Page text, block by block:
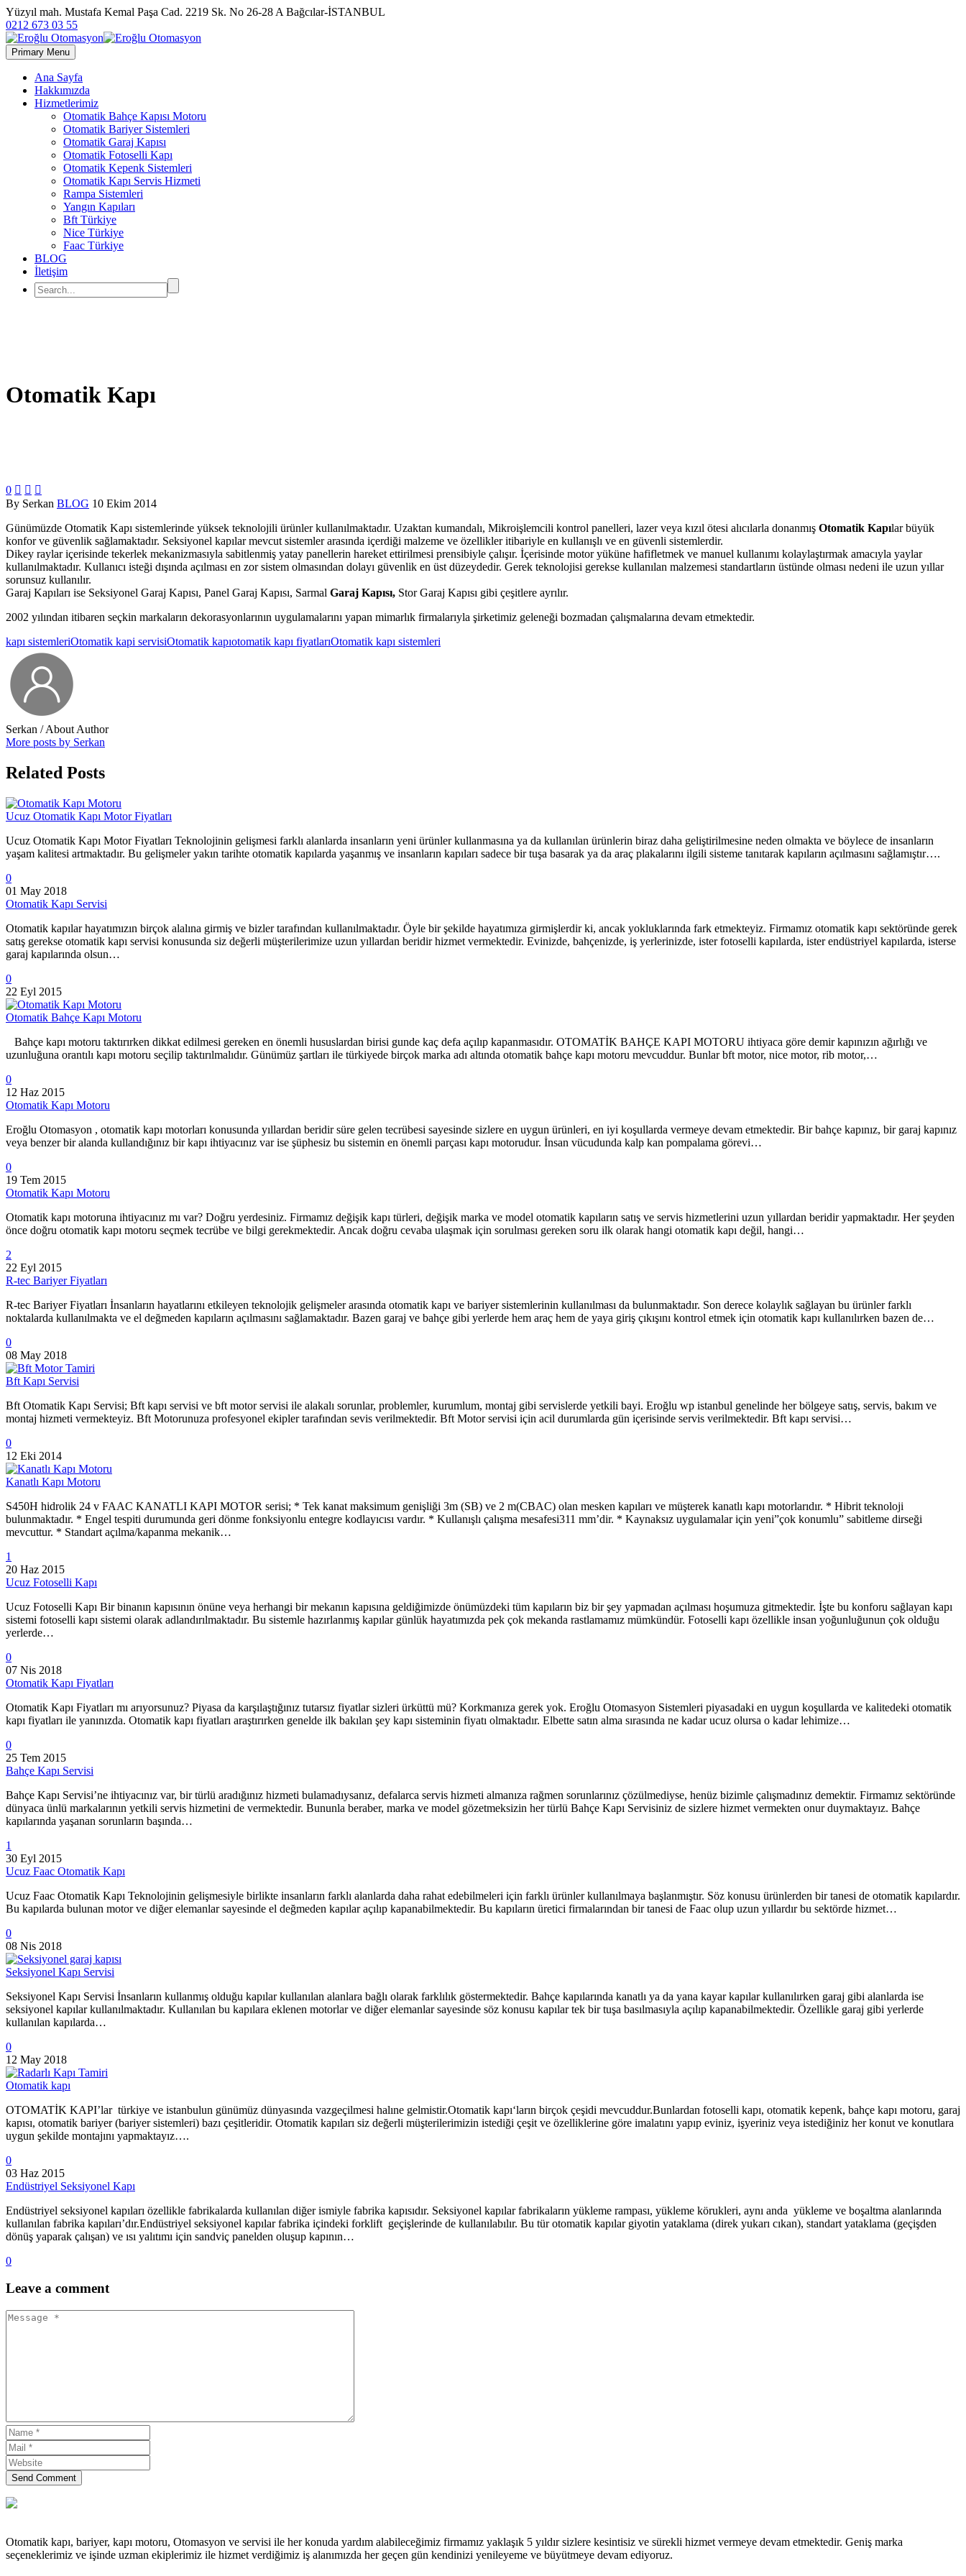
Yüzyıl mah. Mustafa Kemal Paşa Cad. 2219 Sk. No 26-28 A Bağcılar-İSTANBUL
0212 673 03 55
Primary Menu
Ana Sayfa
Hakkımızda
Hizmetlerimiz
Otomatik Bahçe Kapısı Motoru
Otomatik Bariyer Sistemleri
Otomatik Garaj Kapısı
Otomatik Fotoselli Kapı
Otomatik Kepenk Sistemleri
Otomatik Kapı Servis Hizmeti
Rampa Sistemleri
Yangın Kapıları
Bft Türkiye
Nice Türkiye
Faac Türkiye
BLOG
İletişim
Otomatik Kapı
0   
By Serkan BLOG 10 Ekim 2014
Günümüzde Otomatik Kapı sistemlerinde yüksek teknolojili ürünler kullanılmaktadır. Uzaktan kumandalı, Mikroişlemcili kontrol panelleri, lazer veya kızıl ötesi alıcılarla donanmış Otomatik Kapılar büyük
konfor ve güvenlik sağlamaktadır. Seksiyonel kapılar mevcut sistemler arasında içerdiği malzeme ve özellikler itibariyle en kullanışlı ve en güvenli sistemlerdir.
Dikey raylar içerisinde tekerlek mekanizmasıyla sabitlenmiş yatay panellerin hareket ettirilmesi prensibiyle çalışır. İçerisinde motor yüküne hafifletmek ve manuel kullanımı kolaylaştırmak amacıyla yaylar
kullanılmaktadır. Kullanıcı isteği dışında açılması en zor sistem olmasından dolayı güvenlik en üst düzeydedir. Gerek teknolojisi gerekse kullanılan malzemesi standartların üstünde olması nedeni ile uzun yıllar
sorunsuz kullanılır.
Garaj Kapıları ise Seksiyonel Garaj Kapısı, Panel Garaj Kapısı, Sarmal Garaj Kapısı, Stor Garaj Kapısı gibi çeşitlere ayrılır.
2002 yılından itibaren seçkin markaların dekorasyonlarının uygulamalarını yapan mimarlık firmalarıyla şirketimiz geleneği bozmadan çalışmalarına devam etmektedir.
kapı sistemleriOtomatik kapi servisiOtomatik kapıotomatik kapı fiyatlarıOtomatik kapı sistemleri
Serkan / About Author
More posts by Serkan
Related Posts
Ucuz Otomatik Kapı Motor Fiyatları
Ucuz Otomatik Kapı Motor Fiyatları Teknolojinin gelişmesi farklı alanlarda insanların yeni ürünler kullanmasına ya da kullanılan ürünlerin biraz daha geliştirilmesine neden olmakta ve böylece de insanların
yaşam kalitesi artmaktadır. Bu gelişmeler yakın tarihte otomatik kapılarda yaşanmış ve insanların kapıları sadece bir tuşa basarak ya da araç plakalarını ilgili sisteme tanıtarak kapıların açılmasını sağlamıştır….
0
01 May 2018
Otomatik Kapı Servisi
Otomatik kapılar hayatımızın birçok alalına girmiş ve bizler tarafından kullanılmaktadır. Öyle bir şekilde hayatımıza girmişlerdir ki, ancak yokluklarında fark etmekteyiz. Firmamız otomatik kapı sektöründe gerek
satış gerekse otomatik kapı servisi konusunda siz değerli müşterilerimize uzun yıllardan beridir hizmet vermektedir. Evinizde, bahçenizde, iş yerlerinizde, ister fotoselli kapılarda, ister endüstriyel kapılarda, isterse
garaj kapılarında olsun…
0
22 Eyl 2015
Otomatik Bahçe Kapı Motoru
Bahçe kapı motoru taktırırken dikkat edilmesi gereken en önemli hususlardan birisi gunde kaç defa açılıp kapanmasıdır. OTOMATİK BAHÇE KAPI MOTORU ihtiyaca göre demir kapınızın ağırlığı ve
uzunluğuna orantılı kapı motoru seçilip taktırılmalıdır. Günümüz şartları ile türkiyede birçok marka adı altında otomatik bahçe kapı motoru mevcuddur. Bunlar bft motor, nice motor, rib motor,…
0
12 Haz 2015
Otomatik Kapı Motoru
Eroğlu Otomasyon , otomatik kapı motorları konusunda yıllardan beridir süre gelen tecrübesi sayesinde sizlere en uygun ürünleri, en iyi koşullarda vermeye devam etmektedir. Bir bahçe kapınız, bir garaj kapınız
veya benzer bir alanda kullandığınız bir kapı ihtiyacınız var ise şüphesiz bu sistemin en önemli parçası kapı motorudur. İnsan vücudunda kalp kan pompalama görevi…
0
19 Tem 2015
Otomatik Kapı Motoru
Otomatik kapı motoruna ihtiyacınız mı var? Doğru yerdesiniz. Firmamız değişik kapı türleri, değişik marka ve model otomatik kapıların satış ve servis hizmetlerini uzun yıllardan beridir yapmaktadır. Her şeyden
önce doğru otomatik kapı motoru seçmek tecrübe ve bilgi gerekmektedir. Ancak doğru cevaba ulaşmak için sorulması gereken soru ilk olarak hangi otomatik kapı değil, hangi…
2
22 Eyl 2015
R-tec Bariyer Fiyatları
R-tec Bariyer Fiyatları İnsanların hayatlarını etkileyen teknolojik gelişmeler arasında otomatik kapı ve bariyer sistemlerinin kullanılması da bulunmaktadır. Son derece kolaylık sağlayan bu ürünler farklı
noktalarda kullanılmakta ve el değmeden kapıların açılmasını sağlamaktadır. Bazen garaj ve bahçe gibi yerlerde hem araç hem de yaya giriş çıkışını kontrol etmek için otomatik kapı kullanılırken bazen de…
0
08 May 2018
Bft Kapı Servisi
Bft Otomatik Kapı Servisi; Bft kapı servisi ve bft motor servisi ile alakalı sorunlar, problemler, kurumlum, montaj gibi servislerde yetkili bayi. Eroğlu wp istanbul genelinde her bölgeye satış, servis, bakım ve
montaj hizmeti vermekteyiz. Bft Motorunuza profesyonel ekipler tarafından sevis verilmektedir. Bft Motor servisi için acil durumlarda gün içerisinde servis verilmektedir. Bft kapı servisi…
0
12 Eki 2014
Kanatlı Kapı Motoru
S450H hidrolik 24 v FAAC KANATLI KAPI MOTOR serisi; * Tek kanat maksimum genişliği 3m (SB) ve 2 m(CBAC) olan mesken kapıları ve müşterek kanatlı kapı motorlarıdır. * Hibrit teknoloji
bulunmaktadır. * Engel tespiti durumunda geri dönme fonksiyonlu entegre kodlayıcısı vardır. * Kullanışlı çalışma mesafesi311 mm’dir. * Kaynaksız uygulamalar için yeni”çok konumlu” sabitleme dirseği
mevcuttur. * Standart açılma/kapanma mekanik…
1
20 Haz 2015
Ucuz Fotoselli Kapı
Ucuz Fotoselli Kapı Bir binanın kapısının önüne veya herhangi bir mekanın kapısına geldiğimizde önümüzdeki tüm kapıların biz bir şey yapmadan açılması hoşumuza gitmektedir. İşte bu konforu sağlayan kapı
sistemi fotoselli kapı sistemi olarak adlandırılmaktadır. Bu sistemle hazırlanmış kapılar günlük hayatımızda pek çok mekanda rastlamamız mümkündür. Fotoselli kapı özellikle insan yoğunluğunun çok olduğu
yerlerde…
0
07 Nis 2018
Otomatik Kapı Fiyatları
Otomatik Kapı Fiyatları mı arıyorsunuz? Piyasa da karşılaştığınız tutarsız fiyatlar sizleri ürküttü mü? Korkmanıza gerek yok. Eroğlu Otomasyon Sistemleri piyasadaki en uygun koşullarda ve kalitedeki otomatik
kapı fiyatları ile yanınızda. Otomatik kapı fiyatları araştırırken genelde ilk bakılan şey kapı sisteminin fiyatı olmaktadır. Elbette satın alma sırasında ne kadar ucuz olursa o kadar lehimize…
0
25 Tem 2015
Bahçe Kapı Servisi
Bahçe Kapı Servisi’ne ihtiyacınız var, bir türlü aradığınız hizmeti bulamadıysanız, defalarca servis hizmeti almanıza rağmen sorunlarınız çözülmediyse, henüz bizimle çalışmadınız demektir. Firmamız sektöründe
dünyaca ünlü markalarının yetkili servis hizmetini de vermektedir. Bununla beraber, marka ve model gözetmeksizin her türlü Bahçe Kapı Servisiniz de sizlere hizmet vermekten onur duymaktayız. Bahçe
kapılarında yaşanan sorunların başında…
1
30 Eyl 2015
Ucuz Faac Otomatik Kapı
Ucuz Faac Otomatik Kapı Teknolojinin gelişmesiyle birlikte insanların farklı alanlarda daha rahat edebilmeleri için farklı ürünler kullanılmaya başlanmıştır. Söz konusu ürünlerden bir tanesi de otomatik kapılardır.
Bu kapılarda bulunan motor ve diğer elemanlar sayesinde el değmeden kapılar açılıp kapanabilmektedir. Bu kapıların üretici firmalarından bir tanesi de Faac olup uzun yıllardır bu sektörde hizmet…
0
08 Nis 2018
Seksiyonel Kapı Servisi
Seksiyonel Kapı Servisi İnsanların kullanmış olduğu kapılar kullanılan alanlara bağlı olarak farklılık göstermektedir. Bahçe kapılarında kanatlı ya da yana kayar kapılar kullanılırken garaj gibi alanlarda ise
seksiyonel kapılar kullanılmaktadır. Kullanılan bu kapılara eklenen motorlar ve diğer elemanlar sayesinde söz konusu kapılar tek bir tuşa basılmasıyla açılıp kapanabilmektedir. Özellikle garaj gibi yerlerde
kullanılan kapılarda…
0
12 May 2018
Otomatik kapı
OTOMATİK KAPI’lar türkiye ve istanbulun günümüz dünyasında vazgeçilmesi halıne gelmistir.Otomatik kapı‘ların birçok çeşidi mevcuddur.Bunlardan fotoselli kapı, otomatik kepenk, bahçe kapı motoru, garaj
kapısı, otomatik bariyer (bariyer sistemleri) bazı çeşitleridir. Otomatik kapıları siz değerli müşterilerimizin istediği çeşit ve özelliklerine göre imalatını yapıp eviniz, işyeriniz veya istediğiniz her konut ve konutlara
uygun şekilde montajını yapmaktayız….
0
03 Haz 2015
Endüstriyel Seksiyonel Kapı
Endüstriyel seksiyonel kapıları özellikle fabrikalarda kullanılan diğer ismiyle fabrika kapısıdır. Seksiyonel kapılar fabrikaların yükleme rampası, yükleme körukleri, aynı anda yükleme ve boşaltma alanlarında
kullanılan fabrika kapıları’dır.Endüstriyel seksiyonel kapılar fabrika içindeki forklift geçişlerinde de kullanılabılır. Bu tür otomatik kapılar giyotin yataklama (direk yukarı cıkan), standart yataklama (geçişden
dönüş yaparak çalışan) ve ısı yalıtımı için sandviç panelden oluşup kapının…
0
Leave a comment
Send Comment
Otomatik kapı, bariyer, kapı motoru, Otomasyon ve servisi ile her konuda yardım alabileceğimiz firmamız yaklaşık 5 yıldır sizlere kesintisiz ve sürekli hizmet vermeye devam etmektedir. Geniş marka
seçeneklerimiz ve işinde uzman ekiplerimiz ile hizmet verdiğimiz iş alanımızda her geçen gün kendinizi yenileyeme ve büyütmeye devam ediyoruz.